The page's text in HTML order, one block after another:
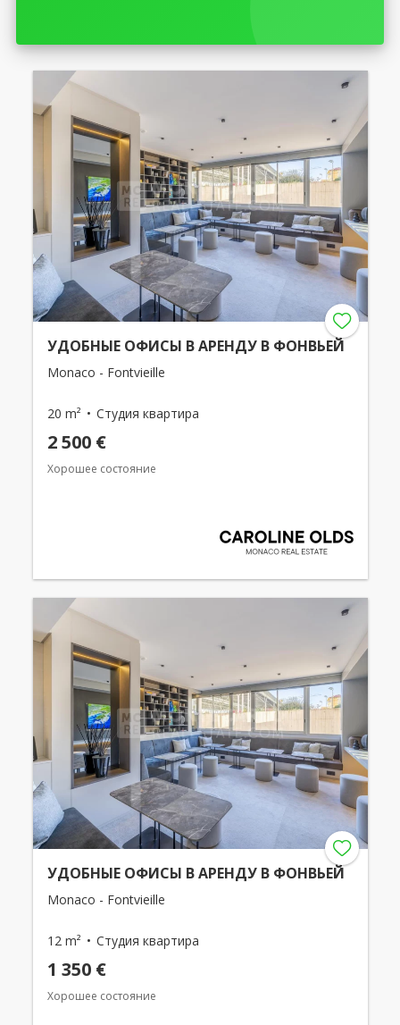
УДОБНЫЕ ОФИСЫ В АРЕНДУ В ФОНВЬЕЙ
Monaco - Fontvieille
20 m² Студия квартира
2 500 €
Хорошее состояние
УДОБНЫЕ ОФИСЫ В АРЕНДУ В ФОНВЬЕЙ
Monaco - Fontvieille
12 m² Студия квартира
1 350 €
Хорошее состояние